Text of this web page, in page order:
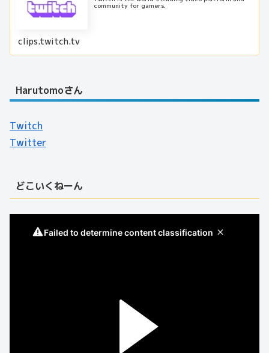
community for gamers.
clips.twitch.tv
Harutomoさん
Twitch
Twitter
どこいくねーん